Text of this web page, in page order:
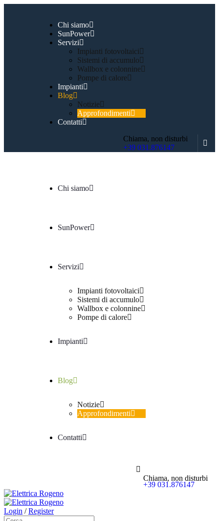
Chi siamo
SunPower
Servizi
Impianti fotovoltaici
Sistemi di accumulo
Wallbox e colonnine
Pompe di calore
Impianti
Blog
Notizie
Approfondimenti
Contatti
Chiama, non disturbi
+39 031.876147
Chi siamo
SunPower
Servizi
Impianti fotovoltaici
Sistemi di accumulo
Wallbox e colonnine
Pompe di calore
Impianti
Blog
Notizie
Approfondimenti
Contatti
Chiama, non disturbi
+39 031.876147
Login / Register